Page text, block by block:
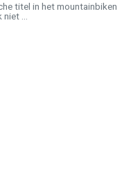
titel in het mountainbiken
...